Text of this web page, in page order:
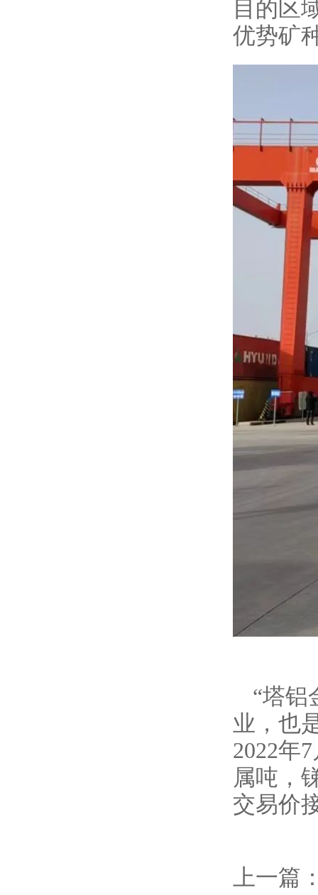
目的区
优势矿
“塔铝
业，也
2022年
属吨，
交易价
上一篇